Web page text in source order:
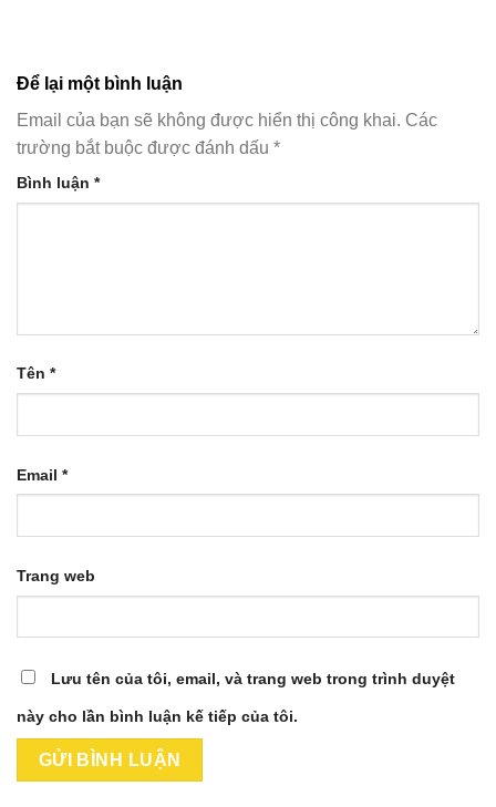
Để lại một bình luận
Email của bạn sẽ không được hiển thị công khai. Các
trường bắt buộc được đánh dấu *
Bình luận *
Tên *
Email *
Trang web
Lưu tên của tôi, email, và trang web trong trình duyệt
này cho lần bình luận kế tiếp của tôi.